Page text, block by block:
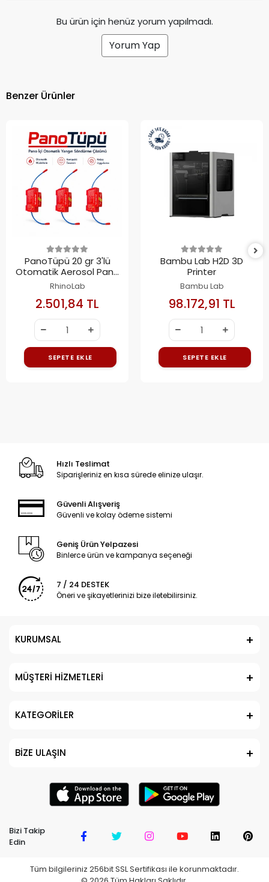
Bu ürün için henüz yorum yapılmadı.
Yorum Yap
Benzer Ürünler
PanoTüpü 20 gr 3'lü
Otomatik Aerosol Pano
Yangın Söndürme Seti
RhinoLab
2.501,84 TL
SEPETE EKLE
Bambu Lab H2D 3D
Printer
Bambu Lab
98.172,91 TL
SEPETE EKLE
Hızlı Teslimat
Siparişleriniz en kısa sürede elinize ulaşır.
Güvenli Alışveriş
Güvenli ve kolay ödeme sistemi
Geniş Ürün Yelpazesi
Binlerce ürün ve kampanya seçeneği
7 / 24 DESTEK
Öneri ve şikayetlerinizi bize iletebilirsiniz.
KURUMSAL
MÜŞTERİ HİZMETLERİ
KATEGORİLER
BİZE ULAŞIN
Bizi Takip
Edin
Tüm bilgileriniz 256bit SSL Sertifikası ile korunmaktadır.